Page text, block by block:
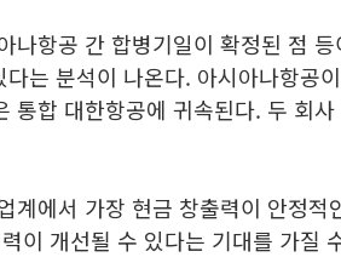
나항공 간 합병기일이 확정된 점
는 분석이 나온다. 아시아나항공
통합 대한항공에 귀속된다. 두 회
계에서 가장 현금 창출력이 안정
이 개선될 수 있다는 기대를 가질